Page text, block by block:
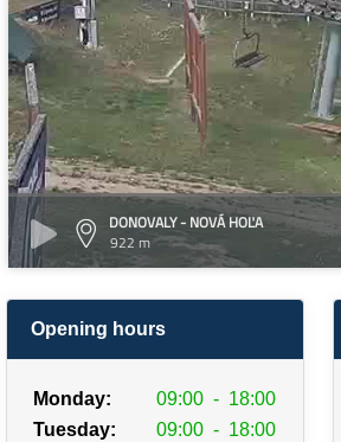
DONOVALY - NOVÁ HOĽA
922 m
Opening hours
Monday: 09:00 - 18:00
Tuesday:
09:00 - 18:00